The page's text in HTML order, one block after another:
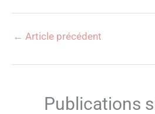
← Article précédent
Publications